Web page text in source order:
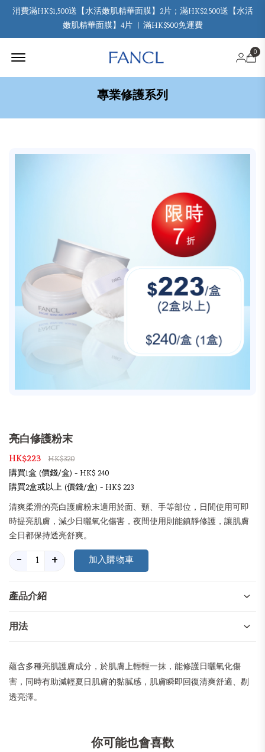
消費滿HK$1,500送【水活嫩肌精華面膜】2片；滿HK$2,500送【水活
嫩肌精華面膜】4片 ︳滿HK$500免運費
0
專業修護系列
亮白修護粉末
HK$223 HK$320
購買1盒 (價錢/盒) - HK$ 240
購買2盒或以上 (價錢/盒) - HK$ 223
清爽柔滑的亮白護膚粉末適用於面、頸、手等部位，日間使用可即
時提亮肌膚，減少日曬氧化傷害，夜間使用則能鎮靜修護，讓肌膚
全日都保持透亮舒爽。
- +
產品介紹
用法
蘊含多種亮肌護膚成分，於肌膚上輕輕一抹，能修護日曬氧化傷
害，同時有助減輕夏日肌膚的黏膩感，肌膚瞬即回復清爽舒適、剔
透亮澤。
你可能也會喜歡